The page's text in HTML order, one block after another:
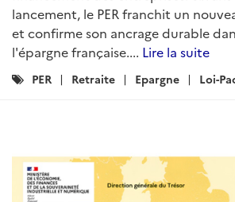
lancement, le PER franchit un
et confirme son ancrage durable
l'épargne française.... Lire la suite
Catégories
PER Retraite Epargne Loi-